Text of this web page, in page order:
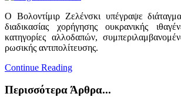
Ο Βολοντίμιρ Ζελένσκι υπέγραψε
διαδικασίας χορήγησης ουκρανικής
κατηγορίες αλλοδαπών,
ρωσικής αντιπολίτευσης.
Continue Reading
Περισσότερα Άρθρα...